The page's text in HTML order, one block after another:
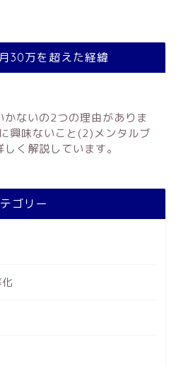
30万を超えた経緯
ないの2つの理由がありま
興味ないこと(2)メンタルブ
く解説しています。
ゴリー